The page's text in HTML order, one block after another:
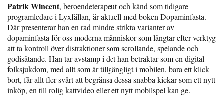
Patrik Wincent, beroendeterapeut och känd som tidigare
programledare i Lyxfällan, är aktuell med boken Dopaminfasta.
Där presenterar han en rad mindre strikta varianter av
dopaminfasta för oss moderna människor som längtar efter verktyg
att ta kontroll över distraktioner som scrollande, spelande och
godisätande. Han tar avstamp i det han betraktar som en digital
folksjukdom, med allt som är tillgängligt i mobilen, bara ett klick
bort, får allt fler svårt att begränsa dessa snabba kickar som ett nytt
inköp, en till rolig kattvideo eller ett nytt mobilspel kan ge.